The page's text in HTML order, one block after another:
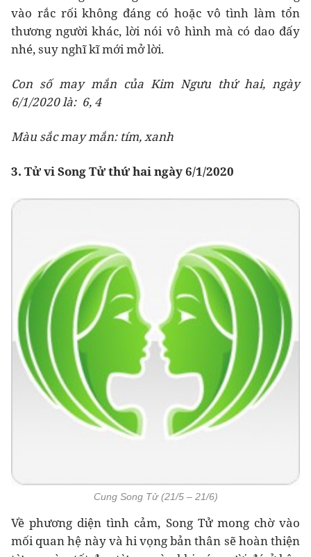
vào rắc rối không đáng có hoặc vô tình làm tổn
thương người khác, lời nói vô hình mà có dao đấy
nhé, suy nghĩ kĩ mới mở lời.
Con số may mắn của Kim Ngưu thứ hai, ngày
6/1/2020 là: 6, 4
Màu sắc may mắn: tím, xanh
3. Tử vi Song Tử thứ hai ngày 6/1/2020
Cung Song Tử (21/5 – 21/6)
Về phương diện tình cảm, Song Tử mong chờ vào
mối quan hệ này và hi vọng bản thân sẽ hoàn thiện